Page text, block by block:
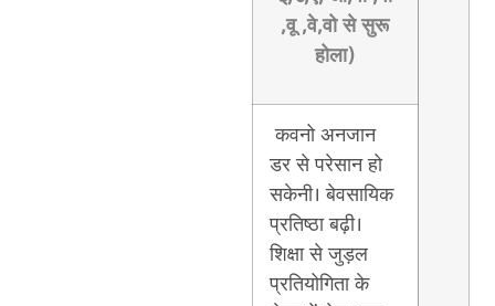
,वू ,वे,वो से सुरू
होला)
कवनो अनजान
डर से परेसान हो
सकेनी। बेवसायिक
प्रतिष्ठा बढ़ी।
शिक्षा से जुड़ल
प्रतियोगिता के